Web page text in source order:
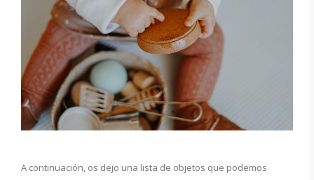
A continuación, os dejo una lista de objetos que podemos